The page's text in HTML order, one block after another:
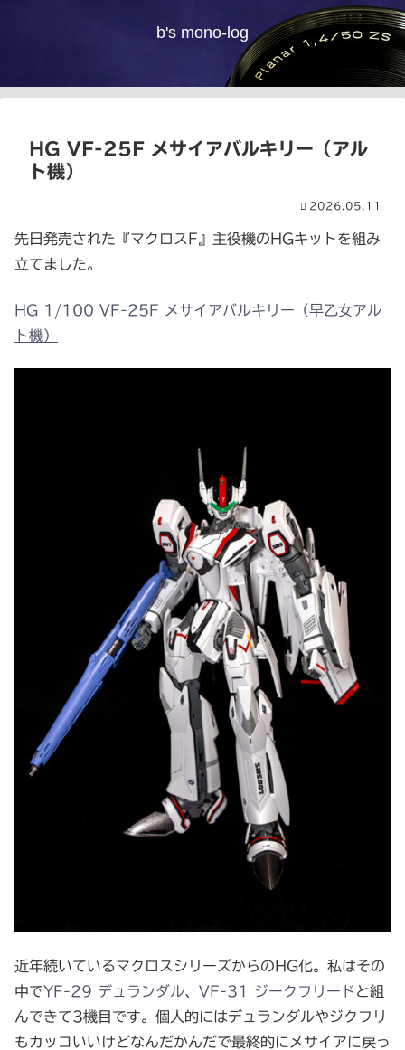
b's mono-log
HG VF-25F メサイアバルキリー（アル
ト機）
2026.05.11
先日発売された『マクロスF』主役機のHGキットを組み
立てました。
HG 1/100 VF-25F メサイアバルキリー（早乙女アル
ト機）
近年続いているマクロスシリーズからのHG化。私はその
中でYF-29 デュランダル、 VF-31 ジークフリード と組
んできて3機目です。個人的にはデュランダルやジクフリ
もカッコいいけどなんだかんだで最終的にメサイアに戻っ